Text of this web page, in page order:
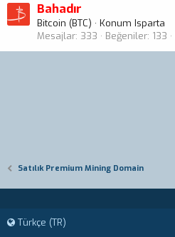
Bahadır
Bitcoin (BTC) · Konum Isparta
Mesajlar 333 Beğeniler 133
Satılık Premium Mining Domain
Türkçe (TR)